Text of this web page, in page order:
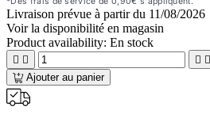
Livraison prévue à partir du 11/08/2026
Voir la disponibilité en magasin
Product availability: En stock
   
Ajouter au panier